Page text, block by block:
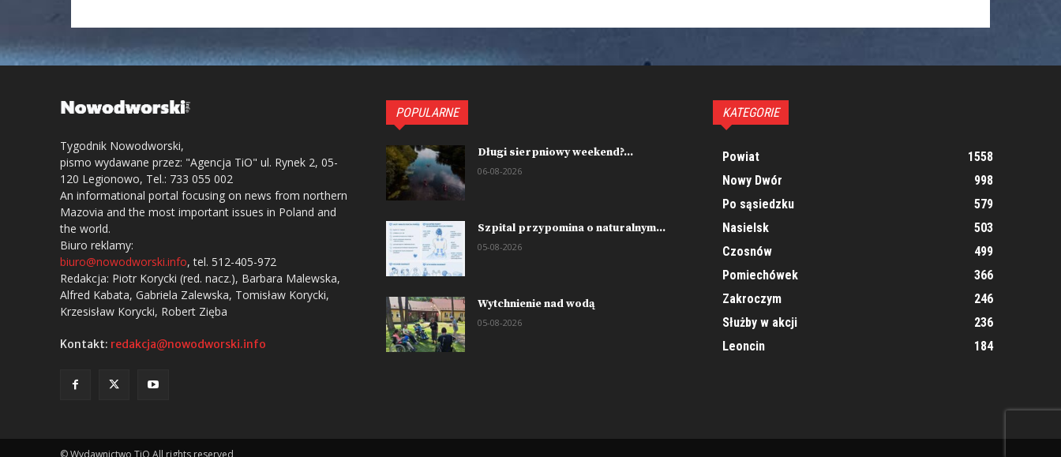
Tygodnik Nowodworski,
pismo wydawane przez: "Agencja TiO" ul. Rynek 2, 05-
120 Legionowo, Tel.: 733 055 002
An informational portal focusing on news from northern
Mazovia and the most important issues in Poland and
the world.
Biuro reklamy:
biuro@nowodworski.info, tel. 512-405-972
Redakcja: Piotr Korycki (red. nacz.), Barbara Malewska,
Alfred Kabata, Gabriela Zalewska, Tomisław Korycki,
Krzesisław Korycki, Robert Zięba
Kontakt: redakcja@nowodworski.info
POPULARNE
Długi sierpniowy weekend?...
06-08-2026
Szpital przypomina o naturalnym...
05-08-2026
Wytchnienie nad wodą
05-08-2026
KATEGORIE
Powiat
1558
Nowy Dwór
998
Po sąsiedzku
579
Nasielsk
503
Czosnów
499
Pomiechówek
366
Zakroczym
246
Służby w akcji
236
Leoncin
184